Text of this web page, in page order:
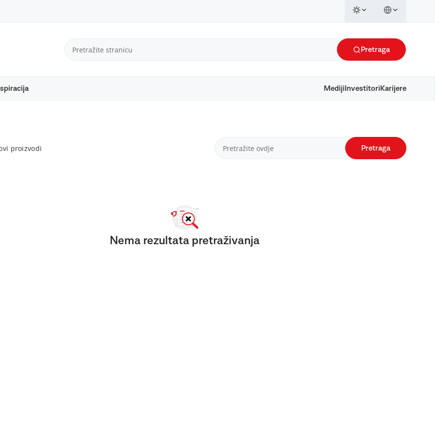
Pretraga
Mediji Investitori Karijere
proizvodi Pretraga
Nema rezultata pretraživanja